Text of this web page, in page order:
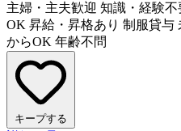
主婦・主夫歓迎 知識・経験不
OK 昇給・昇格あり 制服貸与
からOK 年齢不問
キープする